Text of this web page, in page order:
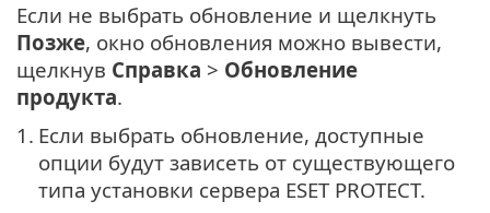
Если не выбрать обновление и щелкнуть
Позже, окно обновления можно вывести,
щелкнув Справка > Обновление
продукта.
1. Если выбрать обновление, доступные
опции будут зависеть от существующего
типа установки сервера ESET PROTECT.